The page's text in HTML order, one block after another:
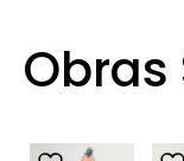
Obras